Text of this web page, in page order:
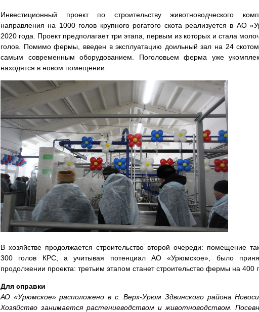
Инвестиционный проект по строительству животноводческого
направления на 1000 голов крупного рогатого скота реализуется в АО
2020 года. Проект предполагает три этапа, первым из которых и стала
голов. Помимо фермы, введен в эксплуатацию доильный зал на 24
самым современным оборудованием. Поголовьем ферма уже
находятся в новом помещении.
В хозяйстве продолжается строительство второй очереди: помещение
300 голов КРС, а учитывая потенциал АО «Урюмское», было
продолжении проекта: третьим этапом станет строительство фермы на 400
Для справки
АО «Урюмское» расположено в с. Верх-Урюм Здвинского района
Хозяйство занимается растениеводством и животноводством.